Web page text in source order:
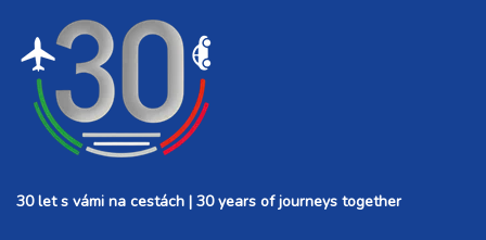
7 400 Kč
10.10. - 15.10.26
sobota - čtvrtek
9 300 Kč
10.10. - 17.10.26
13 000 Kč rezervovat
30 let s vámi na cestách | 30 years of journeys together